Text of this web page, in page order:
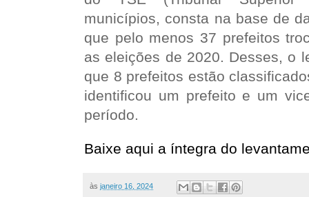
municípios, consta na base de
que pelo menos 37 prefeitos
as eleições de 2020. Desses, o
que 8 prefeitos estão
identificou um prefeito e um
período.
Baixe aqui a íntegra do
às janeiro 16, 2024